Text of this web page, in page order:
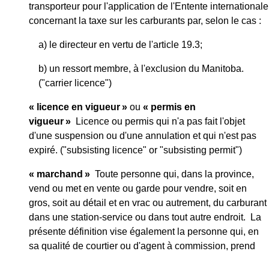
transporteur pour l'application de l'Entente internationale
concernant la taxe sur les carburants par, selon le cas :
a) le directeur en vertu de l'article 19.3;
b) un ressort membre, à l'exclusion du Manitoba.
("carrier licence")
« licence en vigueur » ou « permis en
vigueur » Licence ou permis qui n'a pas fait l'objet
d'une suspension ou d'une annulation et qui n'est pas
expiré. ("subsisting licence" or "subsisting permit")
« marchand » Toute personne qui, dans la province,
vend ou met en vente ou garde pour vendre, soit en
gros, soit au détail et en vrac ou autrement, du carburant
dans une station-service ou dans tout autre endroit. La
présente définition vise également la personne qui, en
sa qualité de courtier ou d'agent à commission, prend